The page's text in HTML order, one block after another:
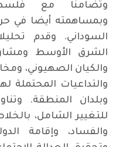
وتضامنا مع
وبمساهمته أيضا في
السوداني. وقدم
الشرق الأوسط
والكيان الصهيوني،
والتداعيات المحتملة
وبلدان المنطقة.
للتغيير الشامل،
والفساد، وإقامة